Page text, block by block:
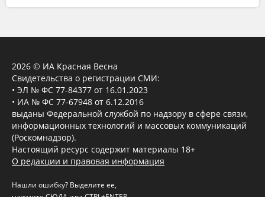
2026 © ИА Красная Весна
Свидетельства о регистрации СМИ:
• ЭЛ № ФС 77-84377 от 16.01.2023
• ИА № ФС 77-67948 от 6.12.2016
выданы Федеральной службой по надзору в сфере связи,
информационных технологий и массовых коммуникаций
(Роскомнадзор).
Настоящий ресурс содержит материалы 18+
О редакции и правовая информация
Нашли ошибку? Выделите ее,